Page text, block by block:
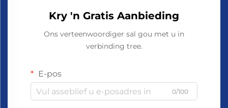
Kry 'n Gratis Aanbieding
Ons verteenwoordiger sal gou met u in
verbinding tree.
E-pos
0/100